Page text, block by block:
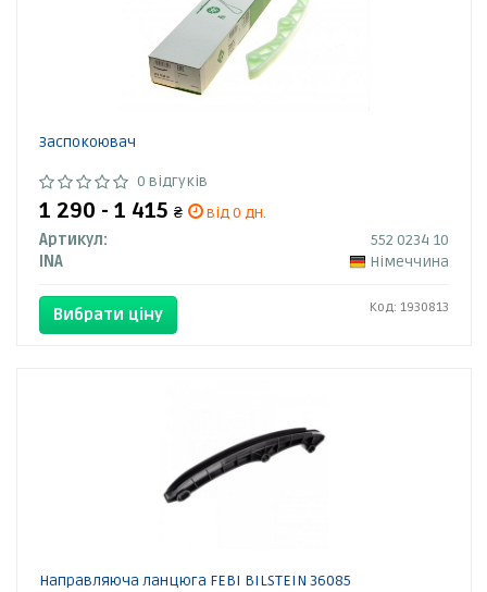
Заспокоювач
0 відгуків
1 290 - 1 415 ₴
від 0 дн.
Артикул:
552 0234 10
INA
Німеччина
Вибрати ціну Код: 1930813
Направляюча ланцюга FEBI BILSTEIN 36085